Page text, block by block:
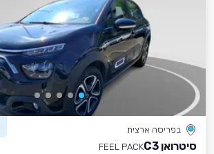
בפריסה ארצית
סיטרואן C3
FEEL PACK